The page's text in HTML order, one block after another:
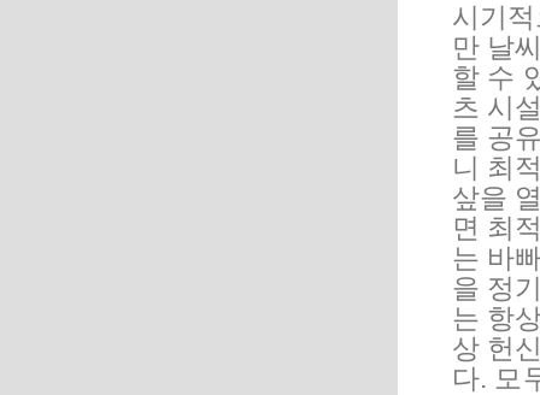
시기
만 날
할 수
츠 시
를 공
니 최
샆을
면 최
는 바
을 정
는 항
상 헌
다. 모